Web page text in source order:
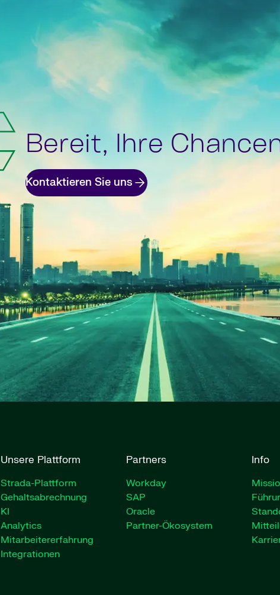
Bereit, Ihre
Kontaktieren Sie uns
Unsere Plattform
Strada-Plattform
Gehaltsabrechnung
KI
Analytics
Mitarbeitererfahrung
Integrationen
Partners
Workday
SAP
Oracle
Partner-Ökosystem
Info